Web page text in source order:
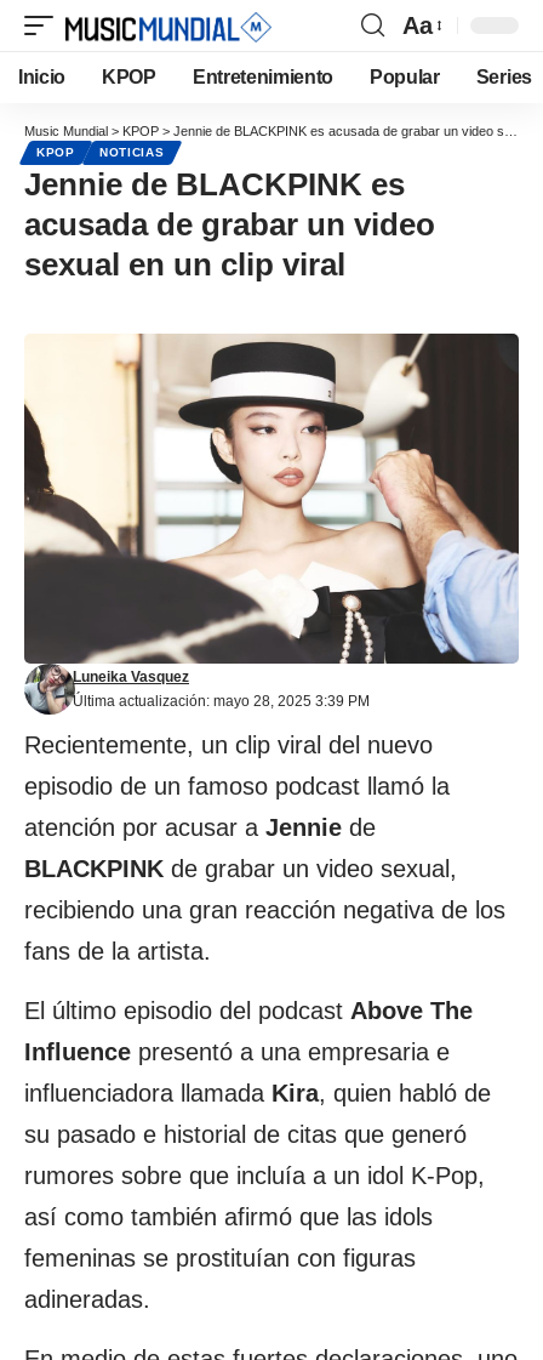
Aa
Inicio KPOP Entretenimiento Popular Series
Music Mundial > KPOP > Jennie de BLACKPINK es acusada de grabar un video sexual en un clip viral
KPOP NOTICIAS
Jennie de BLACKPINK es
acusada de grabar un video
sexual en un clip viral
Última actualización: mayo 28, 2025 3:39 PM
Luneika Vasquez
Recientemente, un clip viral del nuevo
episodio de un famoso podcast llamó la
atención por acusar a Jennie de
BLACKPINK de grabar un video sexual,
recibiendo una gran reacción negativa de los
fans de la artista.
El último episodio del podcast Above The
Influence presentó a una empresaria e
influenciadora llamada Kira, quien habló de
su pasado e historial de citas que generó
rumores sobre que incluía a un idol K-Pop,
así como también afirmó que las idols
femeninas se prostituían con figuras
adineradas.